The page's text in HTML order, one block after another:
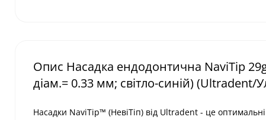
Опис Насадка ендодонтична NaviTip
діам.= 0.33 мм; світло-синій) (Ultradent/
Насадки NaviTip™ (НевіТіп) від Ultradent - це